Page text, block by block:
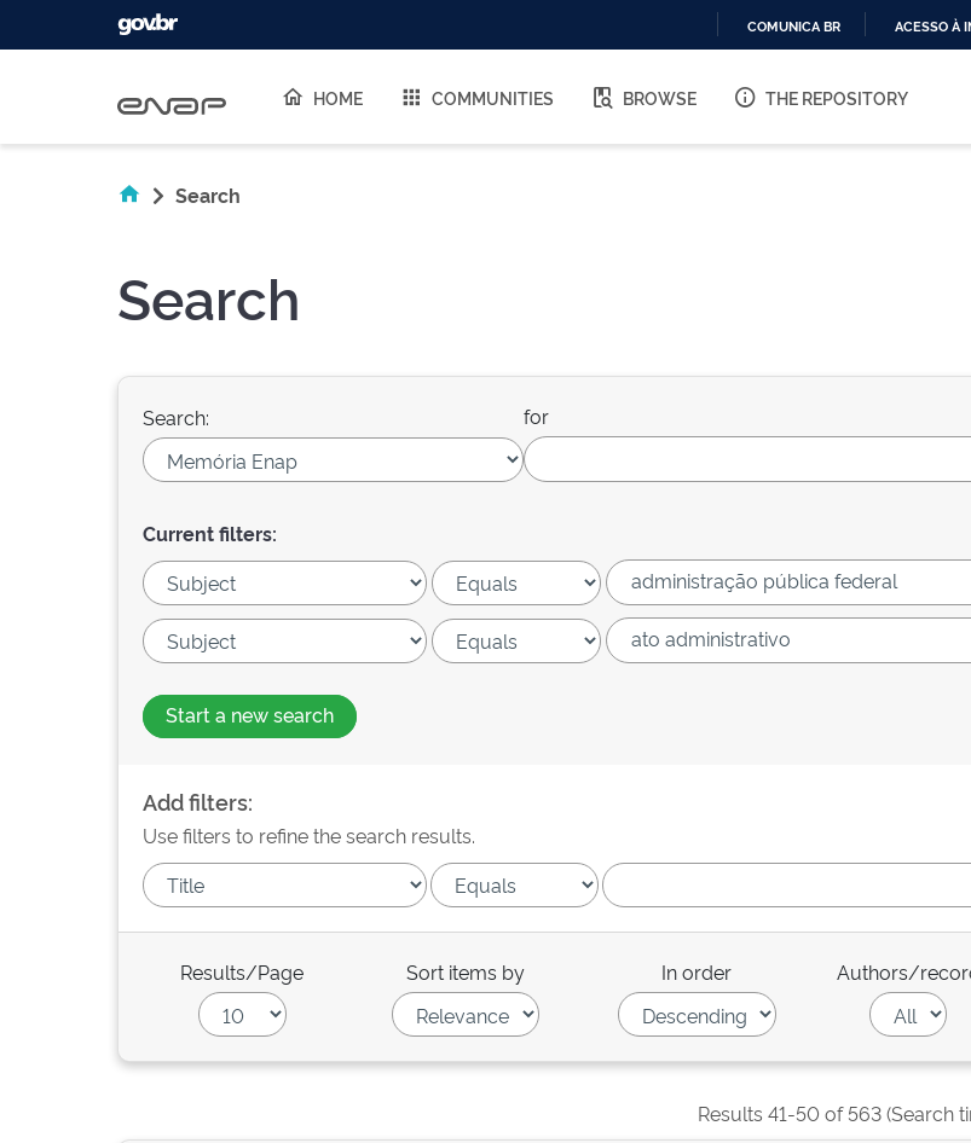
O
COMUNICA BR ACESSO À
HOME COMMUNITIES BROWSE THE REPOSITORY
Search
Search
Search: for
Current filters:
Start a new search
Add filters:
Use filters to refine the search results.
Results/Page Sort items by In order Authors/
Results 41-50 of 563 (Search